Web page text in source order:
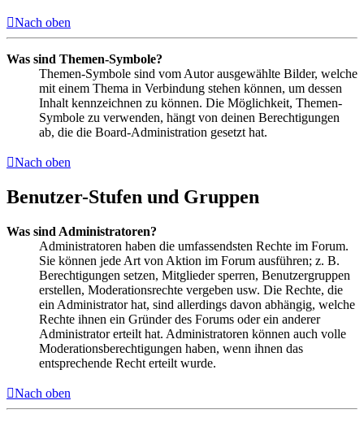
Nach oben
Was sind Themen-Symbole?
Themen-Symbole sind vom Autor ausgewählte Bilder, welche
mit einem Thema in Verbindung stehen können, um dessen
Inhalt kennzeichnen zu können. Die Möglichkeit, Themen-
Symbole zu verwenden, hängt von deinen Berechtigungen
ab, die die Board-Administration gesetzt hat.
Nach oben
Benutzer-Stufen und Gruppen
Was sind Administratoren?
Administratoren haben die umfassendsten Rechte im Forum.
Sie können jede Art von Aktion im Forum ausführen; z. B.
Berechtigungen setzen, Mitglieder sperren, Benutzergruppen
erstellen, Moderationsrechte vergeben usw. Die Rechte, die
ein Administrator hat, sind allerdings davon abhängig, welche
Rechte ihnen ein Gründer des Forums oder ein anderer
Administrator erteilt hat. Administratoren können auch volle
Moderationsberechtigungen haben, wenn ihnen das
entsprechende Recht erteilt wurde.
Nach oben